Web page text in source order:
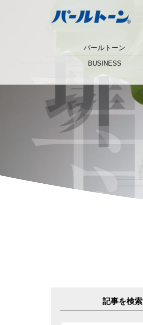
パールトーン
BUSINESS
記事を検索